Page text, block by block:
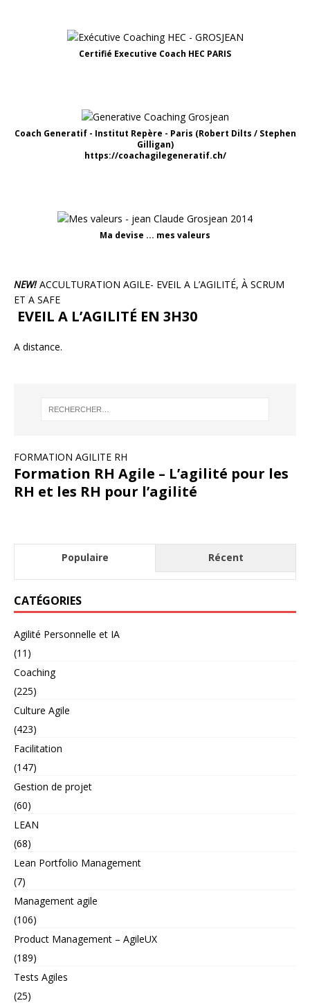
Certifié Executive Coach HEC PARIS
Coach Generatif - Institut Repère - Paris (Robert Dilts / Stephen
Gilligan)
https://coachagilegeneratif.ch/
Ma devise ... mes valeurs
NEW!ACCULTURATION AGILE- EVEIL A L’AGILITÉ, À SCRUM
ET A SAFE
EVEIL A L’AGILITÉ EN 3H30
A distance.
FORMATION AGILITE RH
Formation RH Agile – L’agilité pour les
RH et les RH pour l’agilité
Populaire Récent
CATÉGORIES
Agilité Personnelle et IA
(11)
Coaching
(225)
Culture Agile
(423)
Facilitation
(147)
Gestion de projet
(60)
LEAN
(68)
Lean Portfolio Management
(7)
Management agile
(106)
Product Management – AgileUX
(189)
Tests Agiles
(25)